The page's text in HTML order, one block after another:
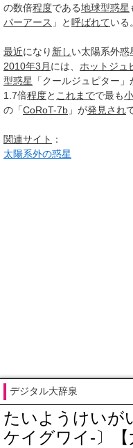
の数倍程度である地球型惑星
パーアース 」と呼ばれている。
最近になり 新しい太陽系外惑
2010年3月 には、 ホットジュ
型惑星 「クールジュピター」
1.7倍程度と これまでで最も
の「CoRoT-7b 」が発見され
関連サイト ：
太陽系外の惑星
デジタル大辞泉
たいようけいが
ケイグワイ‐〕【